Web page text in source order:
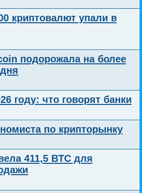
криптовалют упали в
подорожала на более
году: что говорят банки
по крипторынку
411,5 BTC для